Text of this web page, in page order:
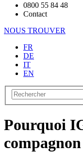
0800 55 84 48
Contact
NOUS TROUVER
FR
DE
IT
EN
Pourquoi